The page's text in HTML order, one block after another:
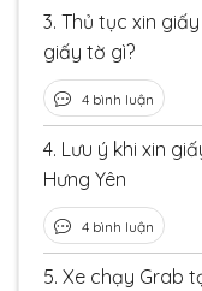
3. Thủ tục xin
giấy tờ gì?
4 bình luận
4. Lưu ý khi xin
Hưng Yên
4 bình luận
5. Xe chạy Grab